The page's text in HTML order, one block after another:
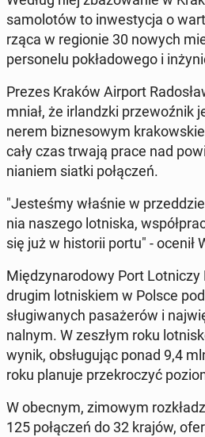
sa­mo­lo­tów to in­we­sty­cja o
rzą­ca w re­gio­nie 30 nowych
per­so­ne­lu po­kła­do­we­go i
Prezes Kraków Airport
mniał, że ir­landz­ki
ne­rem biz­ne­so­wym
cały czas trwają prace nad
nia­niem siatki po­łą­czeń.
"Je­ste­śmy właśnie w
nia naszego lot­ni­ska,
się już w hi­sto­rii portu" - ocenił
Mię­dzy­na­ro­do­wy Port Lot­ni­czy
drugim lot­ni­skiem w Polsce
słu­gi­wa­nych pa­sa­że­rów i
nal­nym. W zeszłym roku
wynik, ob­słu­gu­jąc ponad 9,4
roku planuje prze­kro­czyć
W obecnym, zimowym
125 po­łą­czeń do 32 krajów,